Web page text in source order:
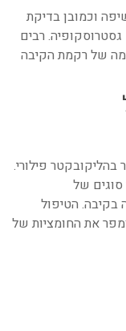
וכמובן בדיקת
רבים
של רקמת הקיבה
בהליקובקטר פילורי.
של
בקיבה. הטיפול
את החומציות של